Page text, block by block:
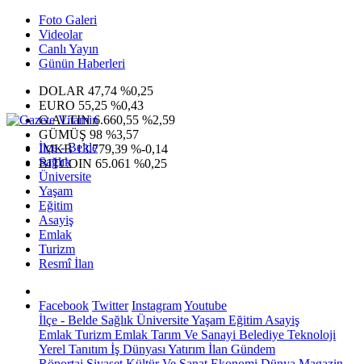
Foto Galeri
Videolar
Canlı Yayın
Günün Haberleri
DOLAR 47,74 %0,25
EURO 55,25 %0,43
G.ALTIN6.660,55 %2,59
GÜMÜŞ 98 %3,57
IMKB13.779,39 %-0,14
BITCOIN 65.061 %0,25
İlçe - Belde
Sağlık
Üniversite
Yaşam
Eğitim
Asayiş
Emlak
Turizm
Resmî İlan
Facebook Twitter InstagramYoutube
İlçe - Belde Sağlık ÜniversiteYaşam Eğitim Asayiş
Emlak Turizm Emlak Tarım Ve Sanayi Belediye Teknoloji
Yerel Tanıtım İş Dünyası Yatırım İlan Gündem